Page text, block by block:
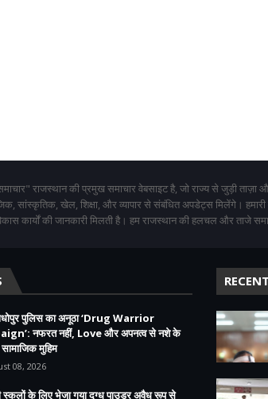
राजस्थान की प्रमुख समाचार वेबसाइट है, जो राज्य से जुड़ी
सांस्कृतिक, खेल, शिक्षा, और व्यापार से संबंधित अपडेट्स मिलेंगे।
कार्यों की जानकारी मिलती है। हम राजस्थान की हलचल और ताजे
पुलिस का अनूठा ‘Drug Warrior
नफरत नहीं, Love और अपनत्व से नशे के
मुहिम
08, 2026
स्कूलों के लिए भेजा गया दुग्ध पाउडर अवैध रूप से